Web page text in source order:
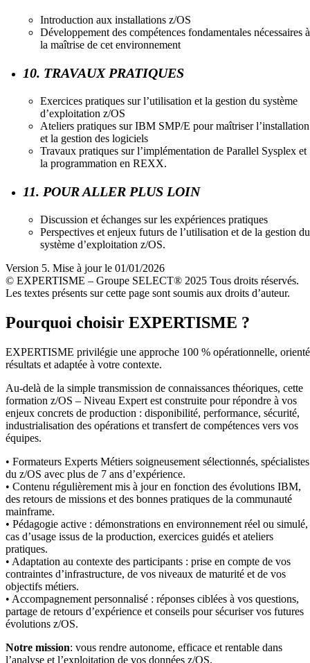
Introduction aux installations z/OS
Développement des compétences fondamentales nécessaires à
la maîtrise de cet environnement
10. TRAVAUX PRATIQUES
Exercices pratiques sur l’utilisation et la gestion du système
d’exploitation z/OS
Ateliers pratiques sur IBM SMP/E pour maîtriser l’installation
et la gestion des logiciels
Travaux pratiques sur l’implémentation de Parallel Sysplex et
la programmation en REXX.
11. POUR ALLER PLUS LOIN
Discussion et échanges sur les expériences pratiques
Perspectives et enjeux futurs de l’utilisation et de la gestion du
système d’exploitation z/OS.
Version 5. Mise à jour le 01/01/2026
© EXPERTISME – Groupe SELECT® 2025 Tous droits réservés.
Les textes présents sur cette page sont soumis aux droits d’auteur.
Pourquoi choisir EXPERTISME ?
EXPERTISME privilégie une approche 100 % opérationnelle,
résultats et adaptée à votre contexte.
Au-delà de la simple transmission de connaissances théoriques, cette
formation z/OS – Niveau Expert est construite pour répondre à vos
enjeux concrets de production : disponibilité, performance, sécurité,
industrialisation des opérations et transfert de compétences vers vos
équipes.
• Formateurs Experts Métiers soigneusement sélectionnés, spécialistes
du z/OS avec plus de 7 ans d’expérience.
• Contenu régulièrement mis à jour en fonction des évolutions IBM,
des retours de missions et des bonnes pratiques de la communauté
mainframe.
• Pédagogie active : démonstrations en environnement réel ou simulé,
cas d’usage issus de la production, exercices guidés et ateliers
pratiques.
• Adaptation au contexte des participants : prise en compte de vos
contraintes d’infrastructure, de vos niveaux de maturité et de vos
objectifs métiers.
• Accompagnement personnalisé : réponses ciblées à vos questions,
partage de retours d’expérience et conseils pour sécuriser vos futures
évolutions z/OS.
Notre mission: vous rendre autonome, efficace et rentable dans
l’analyse et l’exploitation de vos données z/OS.